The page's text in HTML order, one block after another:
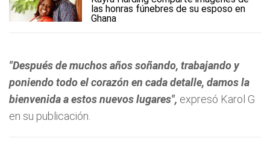
las honras fúnebres de su esposo en
Ghana
"Después de muchos años soñando, trabajando y
poniendo todo el corazón en cada detalle, damos la
bienvenida a estos nuevos lugares", expresó Karol G
en su publicación.